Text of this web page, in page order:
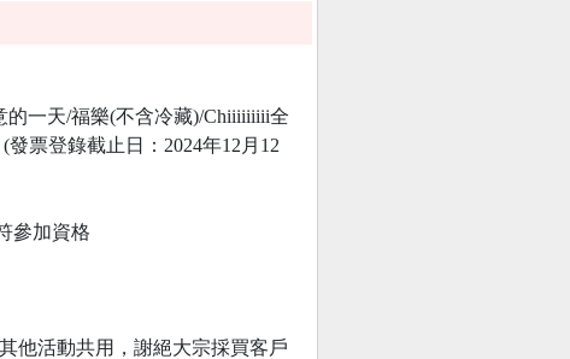
的一天/福樂(不含冷藏)/Chiiiiiiiii全
票登錄截止日：2024年12月12
參加資格
他活動共用，謝絕大宗採買客戶